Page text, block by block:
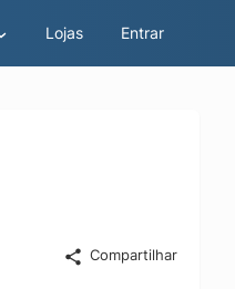
Lojas Entrar
Compartilhar